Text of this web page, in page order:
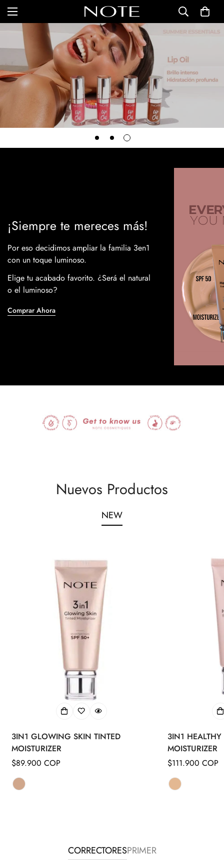
¡Siempre te mereces más!
Por eso decidimos ampliar la familia 3en1
con un toque luminoso.
Elige tu acabado favorito. ¿Será el natural
o el luminoso?
Comprar Ahora
Nuevos Productos
NEW
3IN1 GLOWING SKIN TINTED
MOISTURIZER
Precio
regular
$89.900 COP
3IN1
MOISTURIZER
Precio
regular
$111.900 COP
CORRECTORESPRIMER